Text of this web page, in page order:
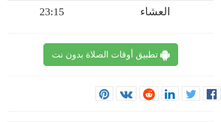
العشاء
23:15
تطبيق أوقات الصلاة بدون نت